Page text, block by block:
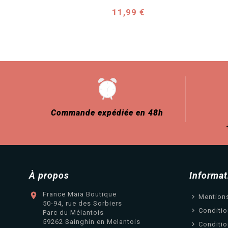
Prix
11,99 €
Commande expédiée en 48h
À propos

France Maia Boutique
50-94, rue des Sorbiers
Parc du Mélantois
59262 Sainghin en Melantois